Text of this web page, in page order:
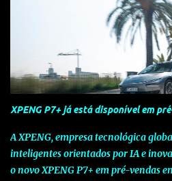
XPENG P7+ já está disponível em
A XPENG, empresa tecnológica
inteligentes orientados por IA e
o novo XPENG P7+ em pré-vendas